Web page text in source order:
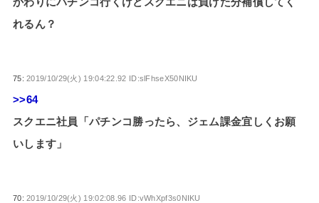
れるん？
75:2019/10/29(火) 19:04:22.92 ID:slFhseX50NIKU
>>64
スクエニ社員「パチンコ勝ったら、ジェム課金宜しくお願
いします」
70:2019/10/29(火) 19:02:08.96 ID:vWhXpf3s0NIKU